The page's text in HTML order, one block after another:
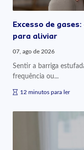
Excesso de
para aliviar
07, ago de 2026
Sentir a barriga
frequência ou...
12 minutos para ler